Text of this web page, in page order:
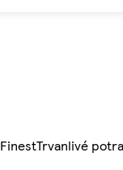
Trvanlivé